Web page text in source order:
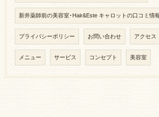
新井薬師前の美容室･Hair&Este キャロットの口コミ情
プライバシーポリシー お問い合わせ アクセス
メニュー サービス コンセプト 美容室